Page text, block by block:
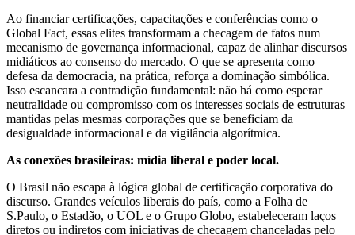
Ao financiar certificações, capacitações e conferências como o
Global Fact, essas elites transformam a checagem de fatos num
mecanismo de governança informacional, capaz de alinhar discursos
midiáticos ao consenso do mercado. O que se apresenta como
defesa da democracia, na prática, reforça a dominação simbólica.
Isso escancara a contradição fundamental: não há como esperar
neutralidade ou compromisso com os interesses sociais de estruturas
mantidas pelas mesmas corporações que se beneficiam da
desigualdade informacional e da vigilância algorítmica.
As conexões brasileiras: mídia liberal e poder local.
O Brasil não escapa à lógica global de certificação corporativa do
discurso. Grandes veículos liberais do país, como a Folha de
S.Paulo, o Estadão, o UOL e o Grupo Globo, estabeleceram laços
diretos ou indiretos com iniciativas de checagem chanceladas pelo